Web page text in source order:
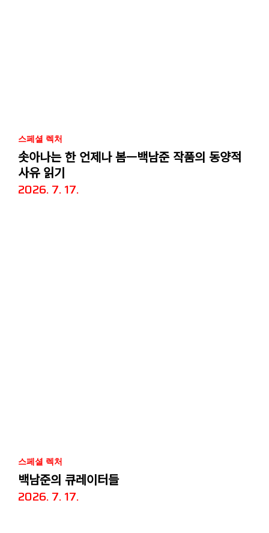
스페셜 렉처
솟아나는 한 언제나 봄—백남준 작품의 동양적
사유 읽기
2026. 7. 17.
스페셜 렉처
백남준의 큐레이터들
2026. 7. 17.